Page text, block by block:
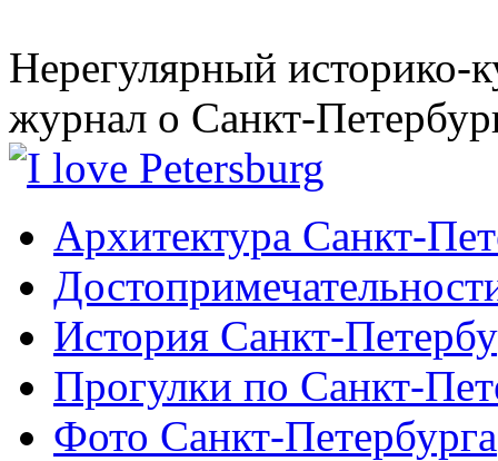
Нерегулярный историко-
журнал о Санкт-
Архитектура Санкт-
История Санкт-
Прогулки по Санкт-
Фото Санкт-Петербурга